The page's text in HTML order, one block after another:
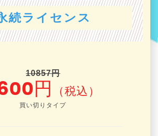
続ライセンス
10857円
円 （税込）
買い切りタイプ